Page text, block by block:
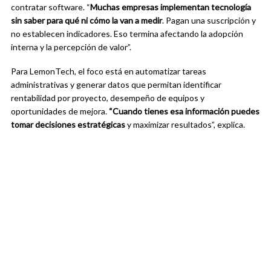
contratar software. “Muchas empresas implementan tecnología
sin saber para qué ni cómo la van a medir. Pagan una suscripción y
no establecen indicadores. Eso termina afectando la adopción
interna y la percepción de valor”.
Para LemonTech, el foco está en automatizar tareas
administrativas y generar datos que permitan identificar
rentabilidad por proyecto, desempeño de equipos y
oportunidades de mejora. “Cuando tienes esa información puedes
tomar decisiones estratégicasy maximizar resultados”, explica.